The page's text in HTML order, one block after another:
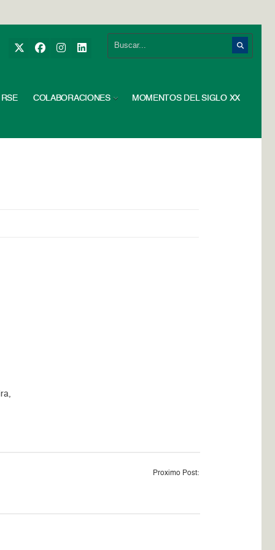
RSE COLABORACIONES MOMENTOS DEL SIGLO XX
Proximo Post: